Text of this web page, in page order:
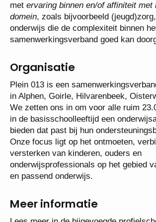
en ervaring op het terrein van
verslaglegging en hebt ervaring met
control en auditing.
Voor het andere lid zijn we op zoek
sociaal domein , zoals bijvoorbeeld
jeugdhulp of onderwijs die de
samenwerkingsverband goed kan
Organisatie
Plein 013 is een
scholen in Alphen, Goirle,
en Tilburg. We zetten ons in om voor
23.000 leerlingen in de
onderwijsaanbod te bieden dat past bij
Onze focus ligt op het ontmoeten,
versterken van kinderen, ouders en